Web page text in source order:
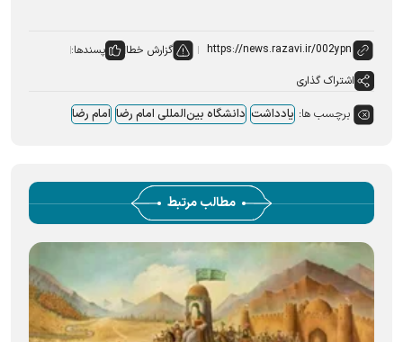
گزارش خطا
پسندها:
اشتراک گذاری
برچسب ها: یادداشت دانشگاه بین‌المللی امام رضا امام رضا
مطالب مرتبط